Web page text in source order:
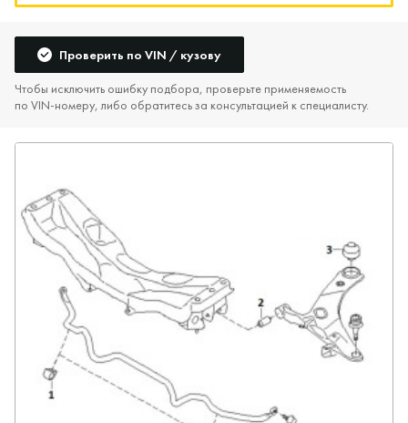
Проверить по VIN / кузову
Чтобы исключить ошибку подбора, проверьте применяемость
по VIN‑номеру, либо обратитесь за консультацией к специалисту.